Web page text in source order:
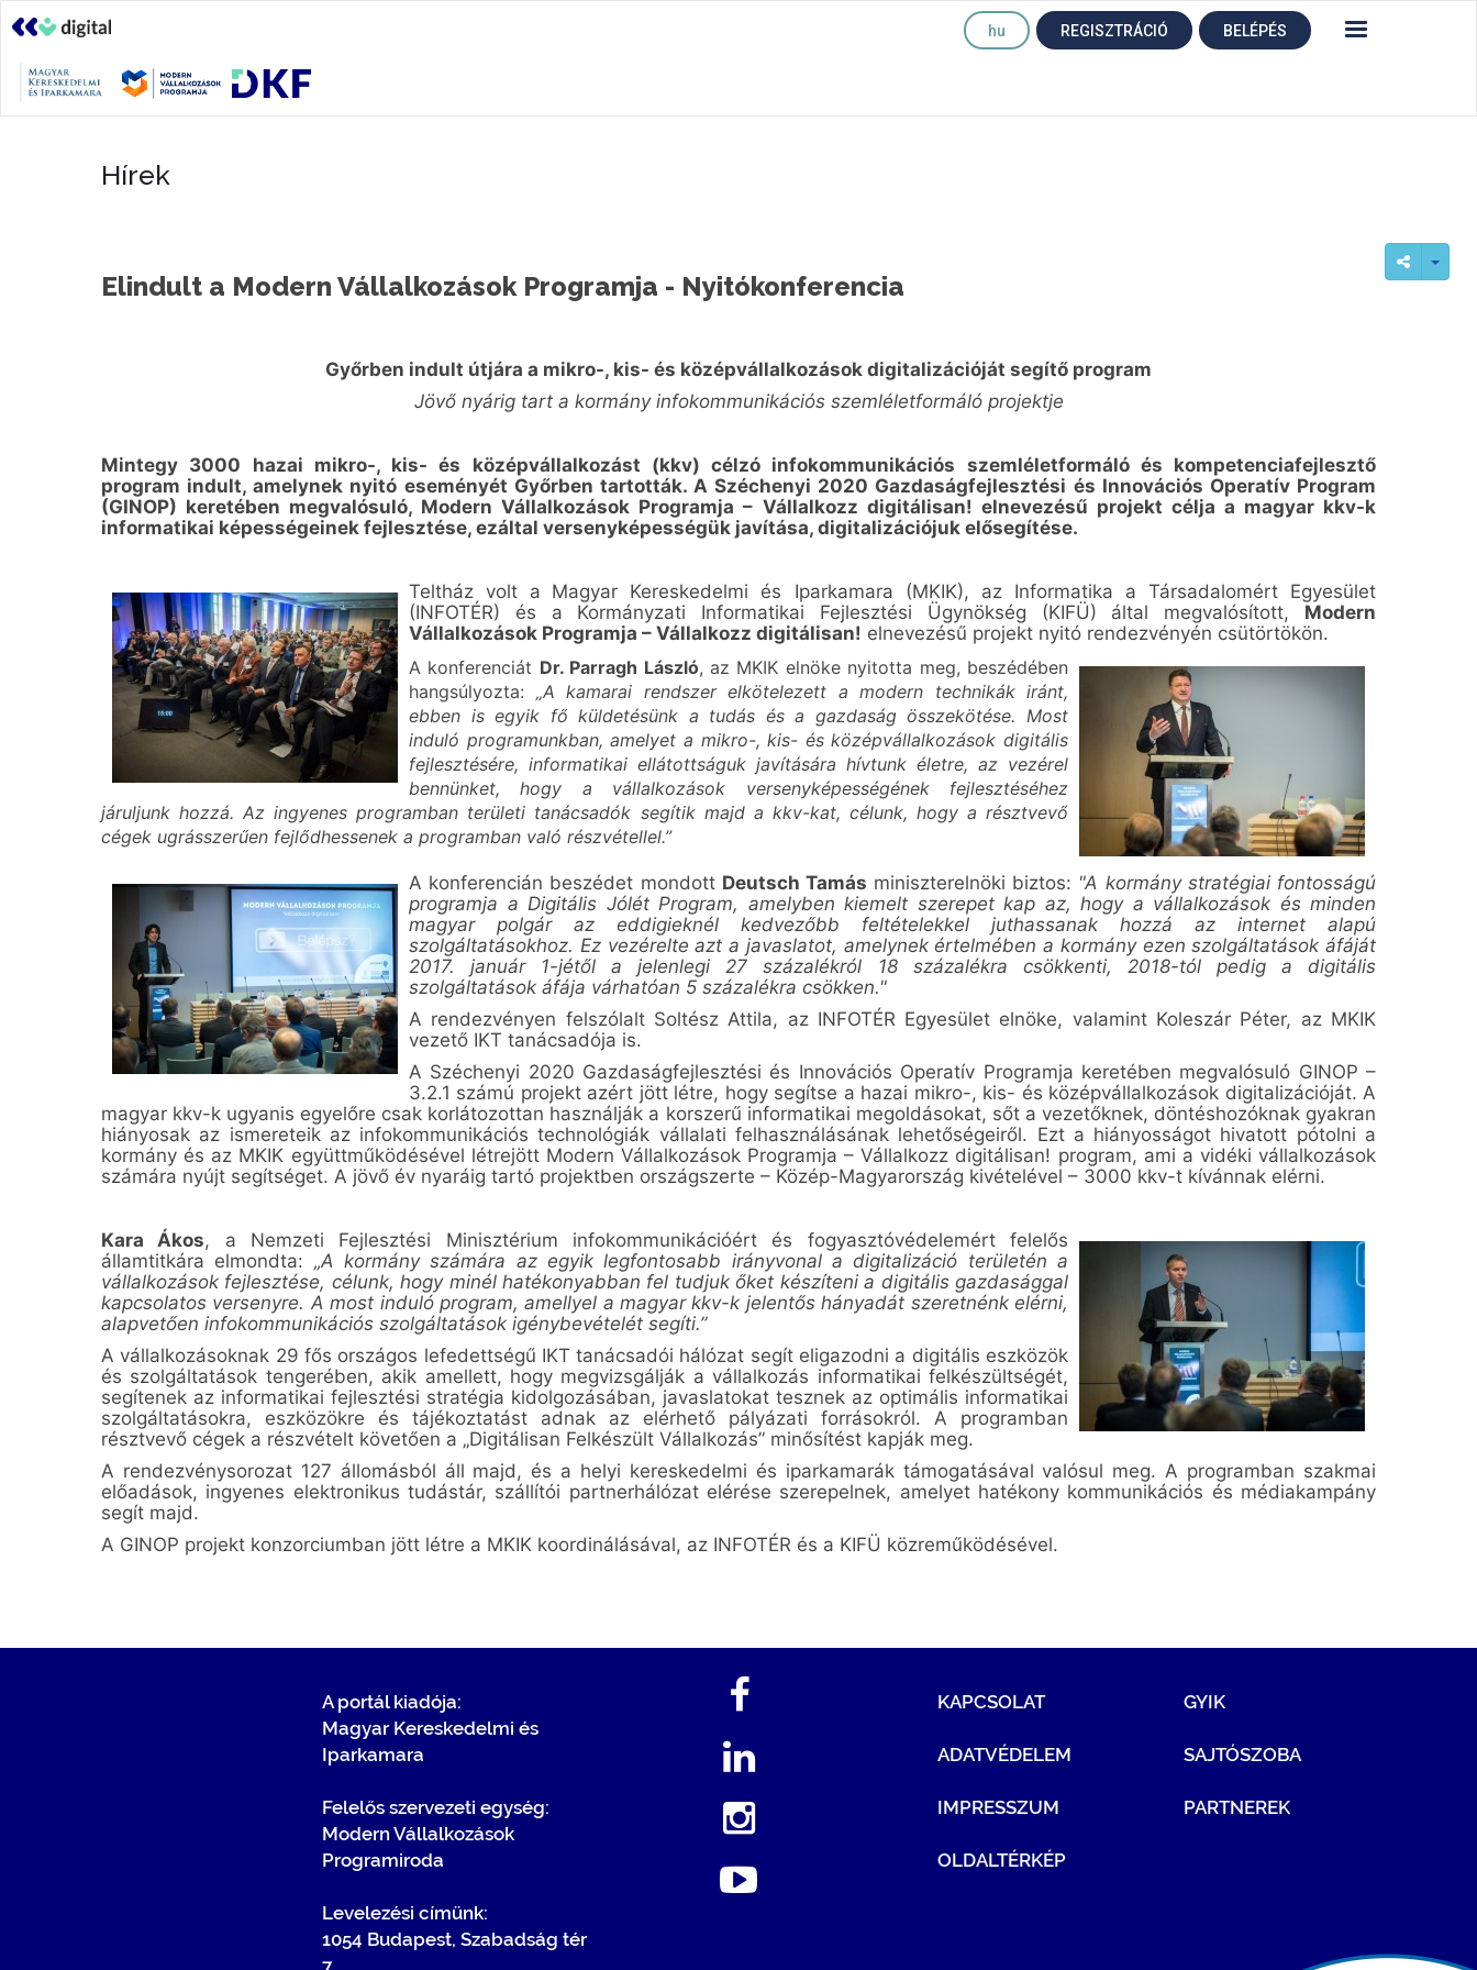
hu REGISZTRÁCIÓ BELÉPÉS
Hírek
Elindult a Modern Vállalkozások Programja - Nyitókonferencia
Győrben indult útjára a mikro-, kis- és középvállalkozások digitalizációját segítő program
Jövő nyárig tart a kormány infokommunikációs szemléletformáló projektje
Mintegy 3000 hazai mikro-, kis- és középvállalkozást (kkv) célzó infokommunikációs szemléletformáló és kompetenciafejlesztő
program indult, amelynek nyitó eseményét Győrben tartották. A Széchenyi 2020 Gazdaságfejlesztési és Innovációs Operatív Program
(GINOP) keretében megvalósuló, Modern Vállalkozások Programja – Vállalkozz digitálisan! elnevezésű projekt célja a magyar kkv-k
informatikai képességeinek fejlesztése, ezáltal versenyképességük javítása, digitalizációjuk elősegítése.
Teltház volt a Magyar Kereskedelmi és Iparkamara (MKIK), az Informatika a Társadalomért Egyesület
(INFOTÉR) és a Kormányzati Informatikai Fejlesztési Ügynökség (KIFÜ) által megvalósított, Modern
Vállalkozások Programja – Vállalkozz digitálisan! elnevezésű projekt nyitó rendezvényén csütörtökön.
A konferenciát Dr. Parragh László, az MKIK elnöke nyitotta meg, beszédében
hangsúlyozta: „A kamarai rendszer elkötelezett a modern technikák iránt,
ebben is egyik fő küldetésünk a tudás és a gazdaság összekötése. Most
induló programunkban, amelyet a mikro-, kis- és középvállalkozások digitális
fejlesztésére, informatikai ellátottságuk javítására hívtunk életre, az vezérel
bennünket, hogy a vállalkozások versenyképességének fejlesztéséhez
járuljunk hozzá. Az ingyenes programban területi tanácsadók segítik majd a kkv-kat, célunk, hogy a résztvevő
cégek ugrásszerűen fejlődhessenek a programban való részvétellel.”
A konferencián beszédet mondott Deutsch Tamás miniszterelnöki biztos: "A kormány stratégiai fontosságú
programja a Digitális Jólét Program, amelyben kiemelt szerepet kap az, hogy a vállalkozások és minden
magyar polgár az eddigieknél kedvezőbb feltételekkel juthassanak hozzá az internet alapú
szolgáltatásokhoz. Ez vezérelte azt a javaslatot, amelynek értelmében a kormány ezen szolgáltatások áfáját
2017. január 1-jétől a jelenlegi 27 százalékról 18 százalékra csökkenti, 2018-tól pedig a digitális
szolgáltatások áfája várhatóan 5 százalékra csökken."
A rendezvényen felszólalt Soltész Attila, az INFOTÉR Egyesület elnöke, valamint Koleszár Péter, az MKIK
vezető IKT tanácsadója is.
A Széchenyi 2020 Gazdaságfejlesztési és Innovációs Operatív Programja keretében megvalósuló GINOP –
3.2.1 számú projekt azért jött létre, hogy segítse a hazai mikro-, kis- és középvállalkozások digitalizációját. A
magyar kkv-k ugyanis egyelőre csak korlátozottan használják a korszerű informatikai megoldásokat, sőt a vezetőknek, döntéshozóknak gyakran
hiányosak az ismereteik az infokommunikációs technológiák vállalati felhasználásának lehetőségeiről. Ezt a hiányosságot hivatott pótolni a
kormány és az MKIK együttműködésével létrejött Modern Vállalkozások Programja – Vállalkozz digitálisan! program, ami a vidéki vállalkozások
számára nyújt segítséget. A jövő év nyaráig tartó projektben országszerte – Közép-Magyarország kivételével – 3000 kkv-t kívánnak elérni.
Kara Ákos, a Nemzeti Fejlesztési Minisztérium infokommunikációért és fogyasztóvédelemért felelős
államtitkára elmondta: „A kormány számára az egyik legfontosabb irányvonal a digitalizáció területén a
vállalkozások fejlesztése, célunk, hogy minél hatékonyabban fel tudjuk őket készíteni a digitális gazdasággal
kapcsolatos versenyre. A most induló program, amellyel a magyar kkv-k jelentős hányadát szeretnénk elérni,
alapvetően infokommunikációs szolgáltatások igénybevételét segíti.”
A vállalkozásoknak 29 fős országos lefedettségű IKT tanácsadói hálózat segít eligazodni a digitális eszközök
és szolgáltatások tengerében, akik amellett, hogy megvizsgálják a vállalkozás informatikai felkészültségét,
segítenek az informatikai fejlesztési stratégia kidolgozásában, javaslatokat tesznek az optimális informatikai
szolgáltatásokra, eszközökre és tájékoztatást adnak az elérhető pályázati forrásokról. A programban
résztvevő cégek a részvételt követően a „Digitálisan Felkészült Vállalkozás” minősítést kapják meg.
A rendezvénysorozat 127 állomásból áll majd, és a helyi kereskedelmi és iparkamarák támogatásával valósul meg. A programban szakmai
előadások, ingyenes elektronikus tudástár, szállítói partnerhálózat elérése szerepelnek, amelyet hatékony kommunikációs és médiakampány
segít majd.
A GINOP projekt konzorciumban jött létre a MKIK koordinálásával, az INFOTÉR és a KIFÜ közreműködésével.
A portál kiadója:
Magyar Kereskedelmi és
Iparkamara
Felelős szervezeti egység:
Modern Vállalkozások
Programiroda
Levelezési címünk:
1054 Budapest, Szabadság tér
7.
KAPCSOLAT
ADATVÉDELEM
IMPRESSZUM
OLDALTÉRKÉP
GYIK
SAJTÓSZOBA
PARTNEREK